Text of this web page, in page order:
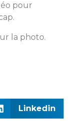
pour
la photo.
Linkedin